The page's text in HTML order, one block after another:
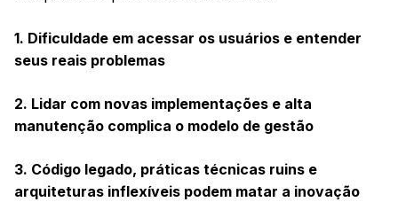
1. Dificuldade em acessar os usuários e entender
seus reais problemas
2. Lidar com novas implementações e alta
manutenção complica o modelo de gestão
3. Código legado, práticas técnicas ruins e
arquiteturas inflexíveis podem matar a inovação